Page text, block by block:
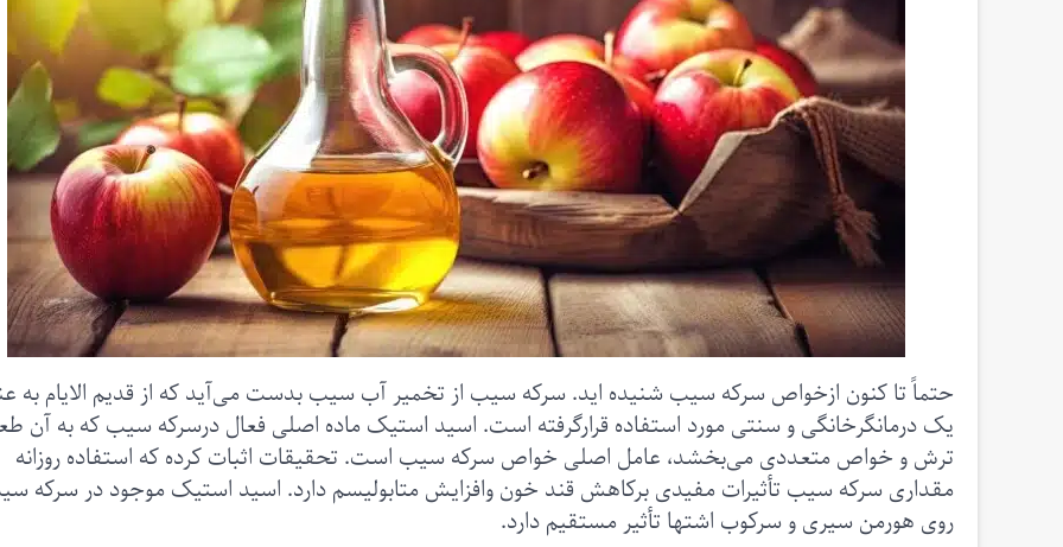
حتماً تا کنون ازخواص سرکه سیب شنیده اید. سرکه سیب از تخمیر آب سیب بدست می‌آید که از قدیم الایام به
یک درمانگرخانگی و سنتی مورد استفاده قرارگرفته است. اسید استیک ماده اصلی فعال درسرکه سیب که به آن
ترش و خواص متعددی می‌بخشد، عامل اصلی خواص سرکه سیب است. تحقیقات اثبات کرده که استفاده روزانه
مقداری سرکه سیب تأثیرات مفیدی برکاهش قند خون وافزایش متابولیسم دارد. اسید استیک موجود در سرکه
روی هورمن سیری و سرکوب اشتها تأثیر مستقیم دارد.